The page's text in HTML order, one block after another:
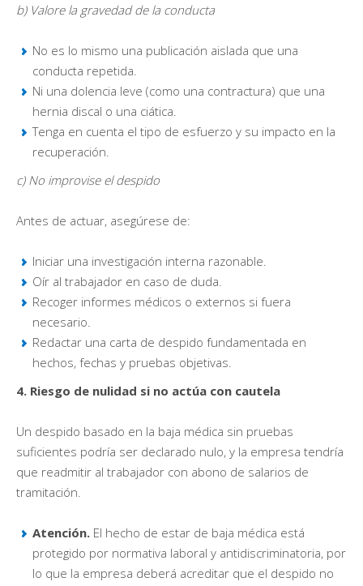
b) Valore la gravedad de la conducta
No es lo mismo una publicación aislada que una
conducta repetida.
Ni una dolencia leve (como una contractura) que una
hernia discal o una ciática.
Tenga en cuenta el tipo de esfuerzo y su impacto en la
recuperación.
c) No improvise el despido
Antes de actuar, asegúrese de:
Iniciar una investigación interna razonable.
Oír al trabajador en caso de duda.
Recoger informes médicos o externos si fuera
necesario.
Redactar una carta de despido fundamentada en
hechos, fechas y pruebas objetivas.
4. Riesgo de nulidad si no actúa con cautela
Un despido basado en la baja médica sin pruebas
suficientes podría ser declarado nulo, y la empresa tendría
que readmitir al trabajador con abono de salarios de
tramitación.
Atención. El hecho de estar de baja médica está
protegido por normativa laboral y antidiscriminatoria, por
lo que la empresa deberá acreditar que el despido no